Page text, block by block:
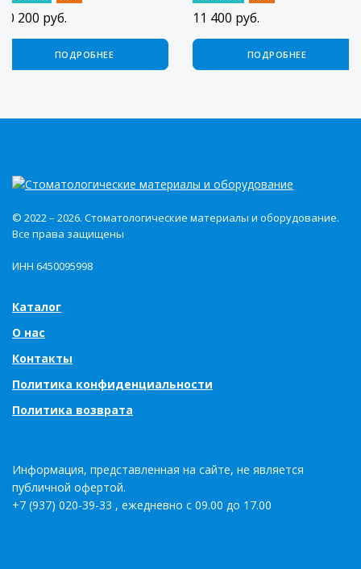
10 200 руб.
ПОДРОБНЕЕ
11 400 руб.
ПОДРОБНЕЕ
© 2022 – 2026. Стоматологические материалы и оборудование.
Все права защищены
ИНН 6450095998
Каталог
О нас
Контакты
Политика конфиденциальности
Политика возврата
Информация, представленная на сайте, не является
публичной офертой.
+7 (937) 020-39-33 , ежедневно с 09.00 до 17.00